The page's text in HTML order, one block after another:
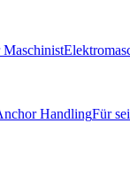
HandlingFür